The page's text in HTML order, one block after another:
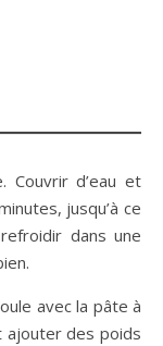
Couvrir d’eau et
jusqu’à ce
dans une
avec la pâte à
ajouter des poids